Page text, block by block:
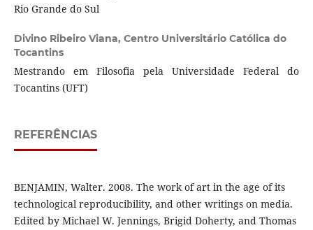
Rio Grande do Sul
Divino Ribeiro Viana, Centro Universitário Católica do
Tocantins
Mestrando em Filosofia pela Universidade Federal do
Tocantins (UFT)
REFERÊNCIAS
BENJAMIN, Walter. 2008. The work of art in the age of its
technological reproducibility, and other writings on media.
Edited by Michael W. Jennings, Brigid Doherty, and Thomas